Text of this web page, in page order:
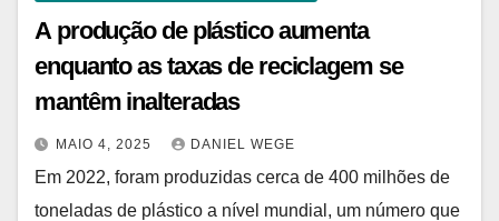
A produção de plástico aumenta
enquanto as taxas de reciclagem se
mantêm inalteradas
MAIO 4, 2025 DANIEL WEGE
Em 2022, foram produzidas cerca de 400 milhões de
toneladas de plástico a nível mundial, um número que